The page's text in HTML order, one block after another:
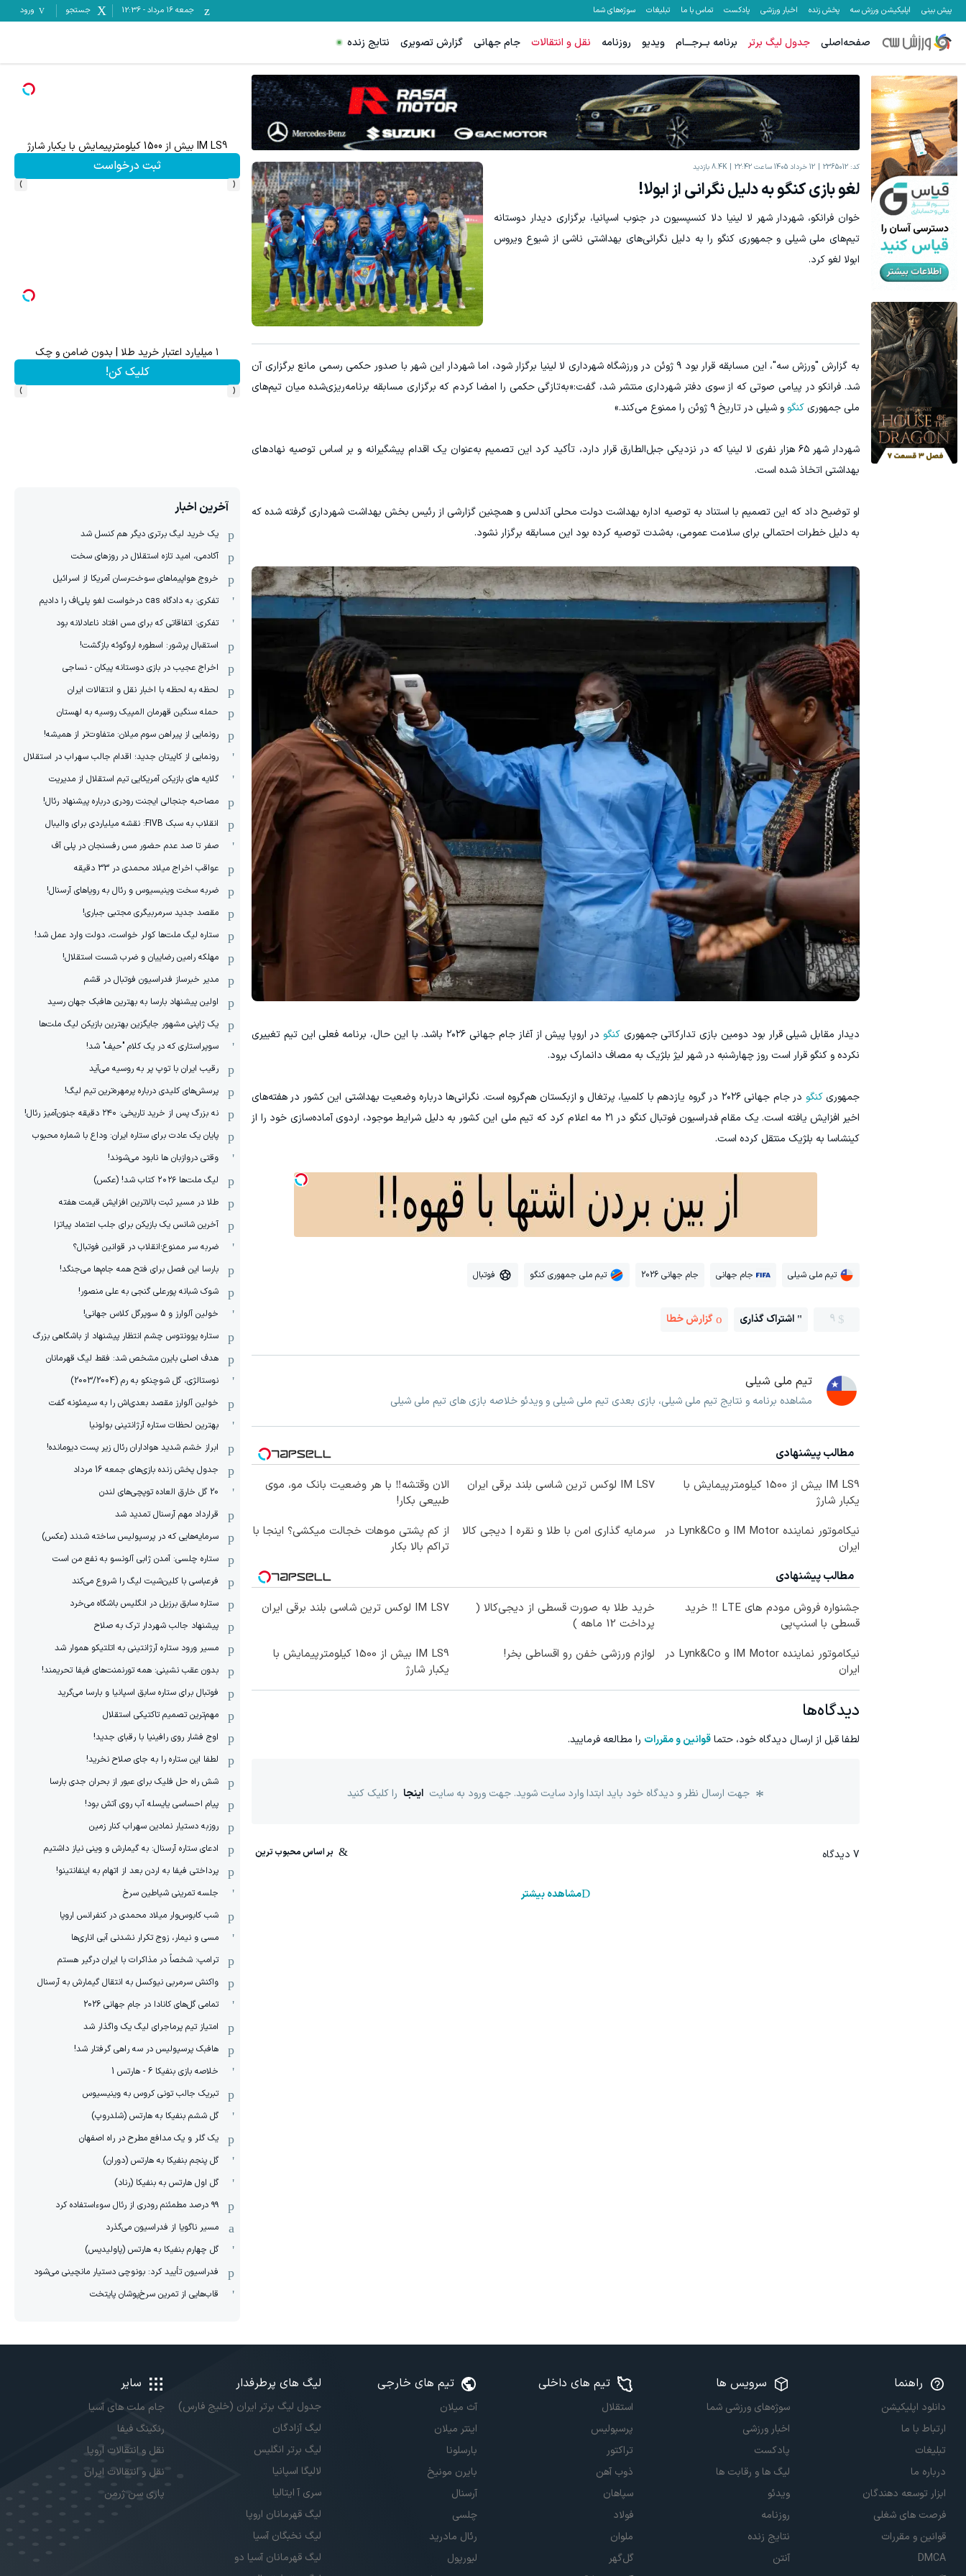
پیش بینی اپلیکیشن ورزش سه پخش زنده اخبار ورزشی پادکست تماس با ما تبلیغات سوژه‌های شما جمعه ۱۶ مرداد -
12:36 جستجو ورود
صفحه‌اصلی جدول لیگ برتر برنامه بــرجـــام ویدیو روزنامه نقل و انتقالات جام جهانی گزارش تصویری نتایج زنده
کد: 2365012 12 خرداد 1405 ساعت 22:42 8.4K بازدید
لغو بازی کنگو به دلیل نگرانی از ابولا!
خوان فرانکو، شهردار شهر لا لینیا دلا کنسپسیون در جنوب اسپانیا، برگزاری دیدار دوستانه
تیم‌های ملی شیلی و جمهوری کنگو را به دلیل نگرانی‌های بهداشتی ناشی از شیوع ویروس
ابولا لغو کرد.
به گزارش "ورزش سه"، این مسابقه قرار بود ۹ ژوئن در ورزشگاه شهرداری لا لینیا برگزار شود، اما شهردار این شهر با صدور حکمی رسمی مانع برگزاری آن
شد. فرانکو در پیامی صوتی که از سوی دفتر شهرداری منتشر شد، گفت:«به‌تازگی حکمی را امضا کردم که برگزاری مسابقه برنامه‌ریزی‌شده میان تیم‌های
ملی جمهوریکنگو و شیلی در تاریخ ۹ ژوئن را ممنوع می‌کند.»
شهردار شهر ۶۵ هزار نفری لا لینیا که در نزدیکی جبل‌الطارق قرار دارد، تأکید کرد این تصمیم به‌عنوان یک اقدام پیشگیرانه و بر اساس توصیه نهادهای
بهداشتی اتخاذ شده است.
او توضیح داد که این تصمیم با استناد به توصیه اداره بهداشت دولت محلی آندلس و همچنین گزارشی از رئیس بخش بهداشت شهرداری گرفته شده که
به دلیل خطرات احتمالی برای سلامت عمومی، به‌شدت توصیه کرده بود این مسابقه برگزار نشود.
دیدار مقابل شیلی قرار بود دومین بازی تدارکاتی جمهوریکنگو
در اروپا پیش از آغاز جام جهانی ۲۰۲۶ باشد. با این حال، برنامه فعلی این تیم تغییری
نکرده و کنگو قرار است روز چهارشنبه در شهر لیژ بلژیک به مصاف دانمارک برود.
جمهوریکنگو
در جام جهانی ۲۰۲۶ در گروه یازدهم با کلمبیا، پرتغال و ازبکستان هم‌گروه است. نگرانی‌ها درباره وضعیت بهداشتی این کشور در هفته‌های
اخیر افزایش یافته است. یک مقام فدراسیون فوتبال کنگو در ۲۱ مه اعلام کرد که تیم ملی این کشور به دلیل شرایط موجود، اردوی آماده‌سازی خود را از
کینشاسا به بلژیک منتقل کرده است.
تیم ملی شیلی جام جهانی جام جهانی 2026 تیم ملی جمهوری کنگو فوتبال
9 اشتراک گذاری گزارش خطا
تیم ملی شیلی
مشاهده برنامه و نتایج تیم ملی شیلی، بازی بعدی تیم ملی شیلی و ویدئو خلاصه بازی های تیم ملی شیلی
مطالب پیشنهادی
IM LS9 بیش از 1500 کیلومترپیمایش با
یکبار شارژ
IM LS7 لوکس ترین شاسی بلند برقی ایران
الان وقتشه‼️ با هر وضعیت بانک مو، موی
طبیعی بکار!
نیکاموتور نماینده IM Motor و Lynk&Co در
ایران
سرمایه گذاری امن با طلا و نقره | دیجی کالا
از کم پشتی موهات خجالت میکشی؟ اینجا با
تراکم بالا بکار
مطالب پیشنهادی
جشنواره فروش مودم های LTE ‼️ خرید
قسطی با اسنپ‌پی
خرید طلا به صورت قسطی از دیجی‌کالا (
پرداخت 12 ماهه )
IM LS7 لوکس ترین شاسی بلند برقی ایران
نیکاموتور نماینده IM Motor و Lynk&Co در
ایران
لوازم ورزشی خفن رو اقساطی بخر!
IM LS9 بیش از 1500 کیلومترپیمایش با
یکبار شارژ
دیدگاه‌ها
لطفا قبل از ارسال دیدگاه خود، حتماقوانین و مقررات را مطالعه فرمایید.
جهت ارسال نظر و دیدگاه خود باید ابتدا وارد سایت شوید. جهت ورود به سایت اینجا را کلیک کنید
7 دیدگاه
مشاهده بیشتر
IM LS7 لوکس ترین شاسی بلند برقی ایران
ثبت درخواست
نیکاموتور نماینده IM Motor و Lynk&Co در ایران جای بخیه داری؟؟ فقط در 3 هفته ترمیمش کن!😍
کلیک کن!
IM LS9 بیش از 1500 کیلومترپیمایش با یکبار شارژ
ثبت درخواست
‹
›
IM LS9 بیش از 1500 کیلومترپیمایش با یکبار شارژ
ثبت درخواست ثبت درخواست ثبت درخواست
۱ میلیارد اعتبار خرید طلا | بدون ضامن و چک
کلیک کن!
‹
›
آخرین اخبار
یک خرید لیگ برتری دیگر هم کنسل شد
آکادمی، امید تازه استقلال در روزهای سخت
خروج هواپیماهای سوخت‌رسان آمریکا از اسرائیل
تفکری: به دادگاه cas درخواست لغو پلی‌اف را دادیم
تفکری: اتفاقاتی که برای مس افتاد ناعادلانه بود
استقبال پرشور: اسطوره اروگوئه بازگشت!
اخراج عجیب در بازی دوستانه پیکان - نساجی
لحظه به لحظه با اخبار نقل و انتقالات ایران
حمله سنگین قهرمان المپیک روسیه به لهستان
رونمایی از پیراهن سوم میلان: متفاوت‌تر از همیشه!
رونمایی از کاپیتان جدید؛ اقدام جالب سهراب در استقلال
گلایه های بازیکن آمریکایی تیم استقلال از مدیریت
مصاحبه جنجالی ایجنت رودری درباره پیشنهاد رئال!
انقلاب به سبک FIVB: نقشه میلیاردی برای والیبال
صفر تا صد عدم حضور مس رفسنجان در پلی آف
عواقب اخراج میلاد محمدی در 33 دقیقه
ضربه سخت وینیسیوس و رئال به رویاهای آرسنال!
مقصد جدید سرمربیگری مجتبی جباری!
ستاره لیگ ملت‌ها کولر خواست، دولت وارد عمل شد!
مهلکه رامین رضاییان و ضرب شست استقلال!
مدیر خبرساز فدراسیون فوتبال در قشم
اولین پیشنهاد بارسا به بهترین هافبک جهان رسید
یک ژاپنی مشهور جایگزین بهترین بازیکن لیگ ملت‌ها
سوپراستاری که در یک کلام "حیف" شد!
رقیب ایران با توپ پر به روسیه می‌آید
پرسش‌های کلیدی درباره پرمهره‌ترین تیم لیگ!
نه بزرگ پس از خرید تاریخی: ۲۴۰ دقیقه جنون‌آمیز رئال!
پایان یک عادت برای ستاره ایران: وداع با شماره محبوب
وقتی دروازبان ها نابود می‌شوند!
لیگ ملت‌ها ٢٠٢۶ کتاب شد! (عکس)
طلا در مسیر ثبت بالاترین افزایش قیمت هفته
آخرین شانس یک بازیکن برای جلب اعتماد پیاتزا
ضربه سر ممنوع؛انقلاب در قوانین فوتبال؟
بارسا این فصل برای فتح همه جام‌ها می‌جنگد!
شوک شبانه پورعلی گنجی به علی منصور!
خولین آلوارز و 5 سوپرگل کلاس جهانی!
ستاره یوونتوس چشم انتظار پیشنهاد از باشگاهی بزرگ
هدف اصلی بایرن مشخص شد: فقط لیگ قهرمانان
نوستالژی، گل شوچنکو به رم (2003/2004)
خولین آلوارز مقصد بعدی‌اش را به سیمئونه گفت
بهترین لحظات ستاره آرژانتینی بولونیا
ابراز خشم شدید هواداران رئال زیر پست دیومانده!
جدول پخش زنده بازی‌های جمعه 16 مرداد
20 گل خارق العاده توپچی‌های لندن
قرارداد مهم آرسنال تمدید شد
سرمایه‌هایی که در پرسپولیس ساخته شدند (عکس)
ستاره چلسی: آمدن ژابی آلونسو به نفع من است
فرعباسی با کلین‌شیت لیگ را شروع می‌کند
ستاره سابق برزیل در انگلیس باشگاه می‌خرد
پیشنهاد جالب شهردار ترک به صلاح
مسیر ورود ستاره آرژانتینی به اتلتیکو هموار شد
بدون عقب نشینی: همه تورنمنت‌های فیفا تحریمند!
فوتبال برای ستاره سابق اسپانیا و بارسا می‌گرید
مهم‌ترین تصمیم تاکتیکی استقلال
اوج فشار روی رافینیا با رقبای جدید!
لطفا این ستاره را به جای صلاح نخرید!
شش راه حل فلیک برای عبور از بحران جدی بارسا
پیام احساسی یایسله آب روی آتش بود!
روزبه دستیار نمادین سهراب کنار زمین
ادعای ستاره آرسنال: به گیمارش و وینی نیاز داشتیم
پرداختی فیفا به اردن بعد از اتهام به اینفانتینو!
جلسه تمرینی شیاطین سرخ
شب کابوس‌وار میلاد محمدی در کنفرانس اروپا
مسی و نیمار، زوج تکرار نشدنی آبی اناری‌ها
ترامپ: شخصاً در مذاکرات با ایران درگیر هستم
واکنش سرمربی نیوکسل به انتقال گیمارش به آرسنال
تمامی گل‌های کانادا در جام جهانی 2026
امتیاز تیم پرماجرای لیگ یک واگذار شد
هافبک پرسپولیس در سه راهی گرفتار شد!
خلاصه بازی بنفیکا 6 - هارتس 1
تبریک جالب تونی کروس به وینیسیوس
گل ششم بنفیکا به هارتس (شلدروپ)
یک گلر و یک مدافع مطرح در راه اصفهان
گل پنجم بنفیکا به هارتس (دوران)
گل اول هارتس به بنفیکا (رناد)
۹۹ درصد مطمئنم رودری از رئال سوءاستفاده کرد
مسیر ناگویا از فدراسیون می‌گذرد
گل چهارم بنفیکا به هارتس (پاولیدیس)
فدراسیون تأیید کرد: بونوچی دستیار مانچینی می‌شود
قاب‌هایی از تمرین سرخ‌پوشان پایتخت
راهنما
دانلود اپلیکیشن
ارتباط با ما
تبلیغات
درباره ما
ابزار توسعه دهندگان
فرصت های شغلی
قوانین و مقررات
DMCA
سرویس ها
سوژه‌های ورزشی شما
اخبار ورزشی
پادکست
لیگ ها و رقابت ها
ویدئو
روزنامه
نتایج زنده
آنتن
تیم های داخلی
استقلال
پرسپولیس
تراکتور
ذوب آهن
سپاهان
فولاد
ملوان
گل‌گهر
تیم های خارجی
آث میلان
اینتر میلان
بارسلونا
بایرن مونیخ
آرسنال
چلسی
رئال مادرید
لیورپول
لیگ های پرطرفدار
جدول لیگ برتر ایران (خلیج فارس)
لیگ آزادگان
لیگ برتر انگلیس
لالیگا اسپانیا
سری آ ایتالیا
لیگ قهرمانان اروپا
لیگ نخبگان آسیا
لیگ قهرمانان آسیا دو
سایر
جام ملت های آسیا
رنکینگ فیفا
نقل و انتقالات اروپا
نقل و انتقالات ایران
پاری سن ژرمن